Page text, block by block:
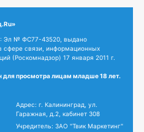
Эл № ФС77-43520, выдано
сфере связи, информационных
(Роскомнадзор) 17 января 2011 г.
для просмотра лицам младше 18 лет.
Адрес: г. Калининград, ул.
Гаражная, д.2, кабинет 308
Учредитель: ЗАО "Твик Маркетинг"